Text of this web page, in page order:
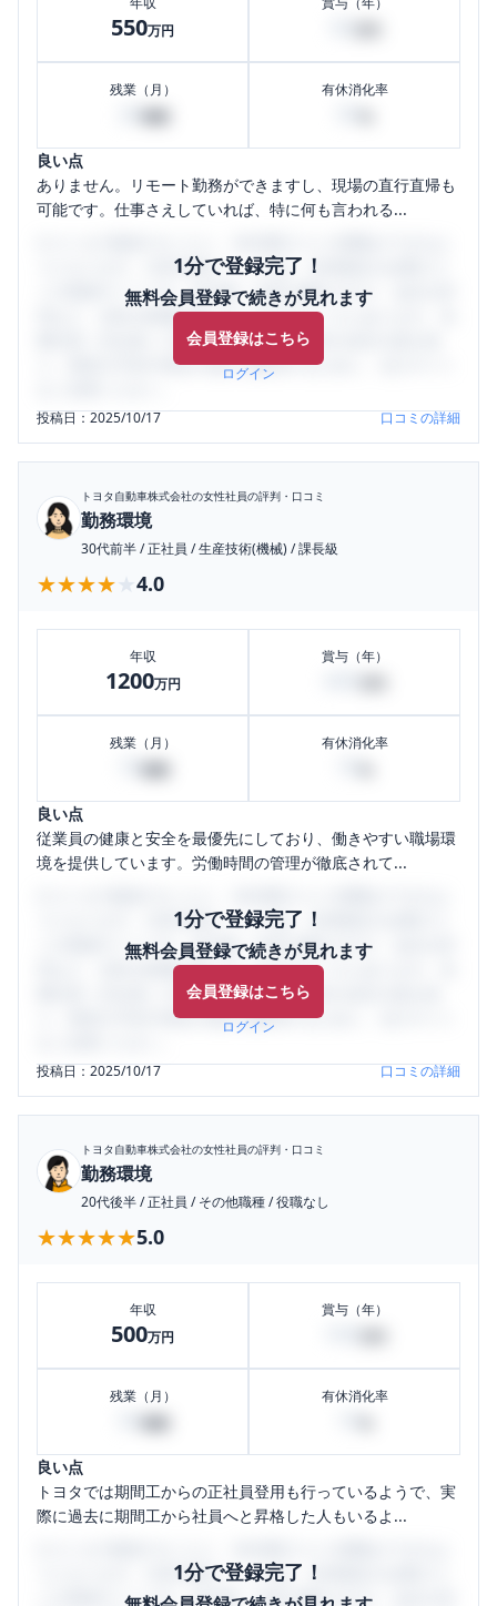
550万円
残業（月） 有休消化率
良い点
ありません。リモート勤務ができますし、現場の直行直帰も
可能です。仕事さえしていれば、特に何も言われる...
1分で登録完了！
無料会員登録で続きが見れます
会員登録はこちら
ログイン
うになります。SHEHUB(シーハブ)は、女性限定の企業口コ
ミの投稿サイトです。給与面・女性の働きやすさ・会社の評
判など、女性の転職は気にすべき点がたくさんあります。先
輩社員（元社員）の口コミを通して、本当の会社の姿を知
り、将来の不安や現在の悩みを解消するために、ぜひサイト
投稿日：2025/10/17 口コミの詳細
トヨタ自動車株式会社の女性社員の評判・口コミ
勤務環境
30代前半/正社員 /生産技術(機械) /課長級
★★★★★
★★★★★ 4.0
年収
1200万円
賞与（年）
残業（月） 有休消化率
良い点
従業員の健康と安全を最優先にしており、働きやすい職場環
境を提供しています。労働時間の管理が徹底されて...
1分で登録完了！
無料会員登録で続きが見れます
会員登録はこちら
ログイン
うになります。SHEHUB(シーハブ)は、女性限定の企業口コ
ミの投稿サイトです。給与面・女性の働きやすさ・会社の評
判など、女性の転職は気にすべき点がたくさんあります。先
輩社員（元社員）の口コミを通して、本当の会社の姿を知
り、将来の不安や現在の悩みを解消するために、ぜひサイト
投稿日：2025/10/17 口コミの詳細
トヨタ自動車株式会社の女性社員の評判・口コミ
勤務環境
20代後半/正社員 /その他職種/役職なし
★★★★★
★★★★★5.0
年収
500万円
賞与（年）
残業（月） 有休消化率
良い点
トヨタでは期間工からの正社員登用も行っているようで、実
際に過去に期間工から社員へと昇格した人もいるよ...
1分で登録完了！
うになります。SHEHUB(シーハブ)は、女性限定の企業口コ
ミの投稿サイトです。給与面・女性の働きやすさ・会社の評